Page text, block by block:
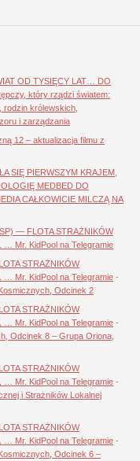
OD TYSIĘCY LAT… DO
który rządzi światem:
rodzin królewskich,
i zarządzania
12 – aktualizacja filmu z
SIĘ PIERWSZYM KRAJEM,
MEDBED DO
CAŁKOWICIE MILCZĄ NA
— FLOTA STRAŻNIKÓW
… Mr. KidPool na Telegramie
STRAŻNIKÓW
… Mr. KidPool na Telegramie -
Odcinek 2
STRAŻNIKÓW
… Mr. KidPool na Telegramie -
Odcinek 8 – Grupa Oriona,
STRAŻNIKÓW
… Mr. KidPool na Telegramie -
i Strażników Lokalnej
STRAŻNIKÓW
… Mr. KidPool na Telegramie -
Odcinek 6 –